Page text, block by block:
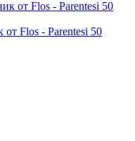
от Flos - Parentesi 50